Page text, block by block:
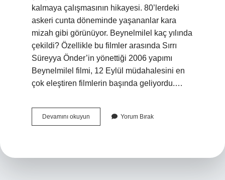
kalmaya çalışmasının hikayesi. 80’lerdeki
askeri cunta döneminde yaşananlar kara
mizah gibi görünüyor. Beynelmilel kaç yılında
çekildi? Özellikle bu filmler arasında Sırrı
Süreyya Önder’in yönettiği 2006 yapımı
Beynelmilel filmi, 12 Eylül müdahalesini en
çok eleştiren filmlerin başında geliyordu.…
Devamını okuyun Beynelmilel
Nerede
Yorum Bırak